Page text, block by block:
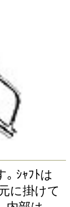
｡ ｼｬﾌﾄは
に掛けて